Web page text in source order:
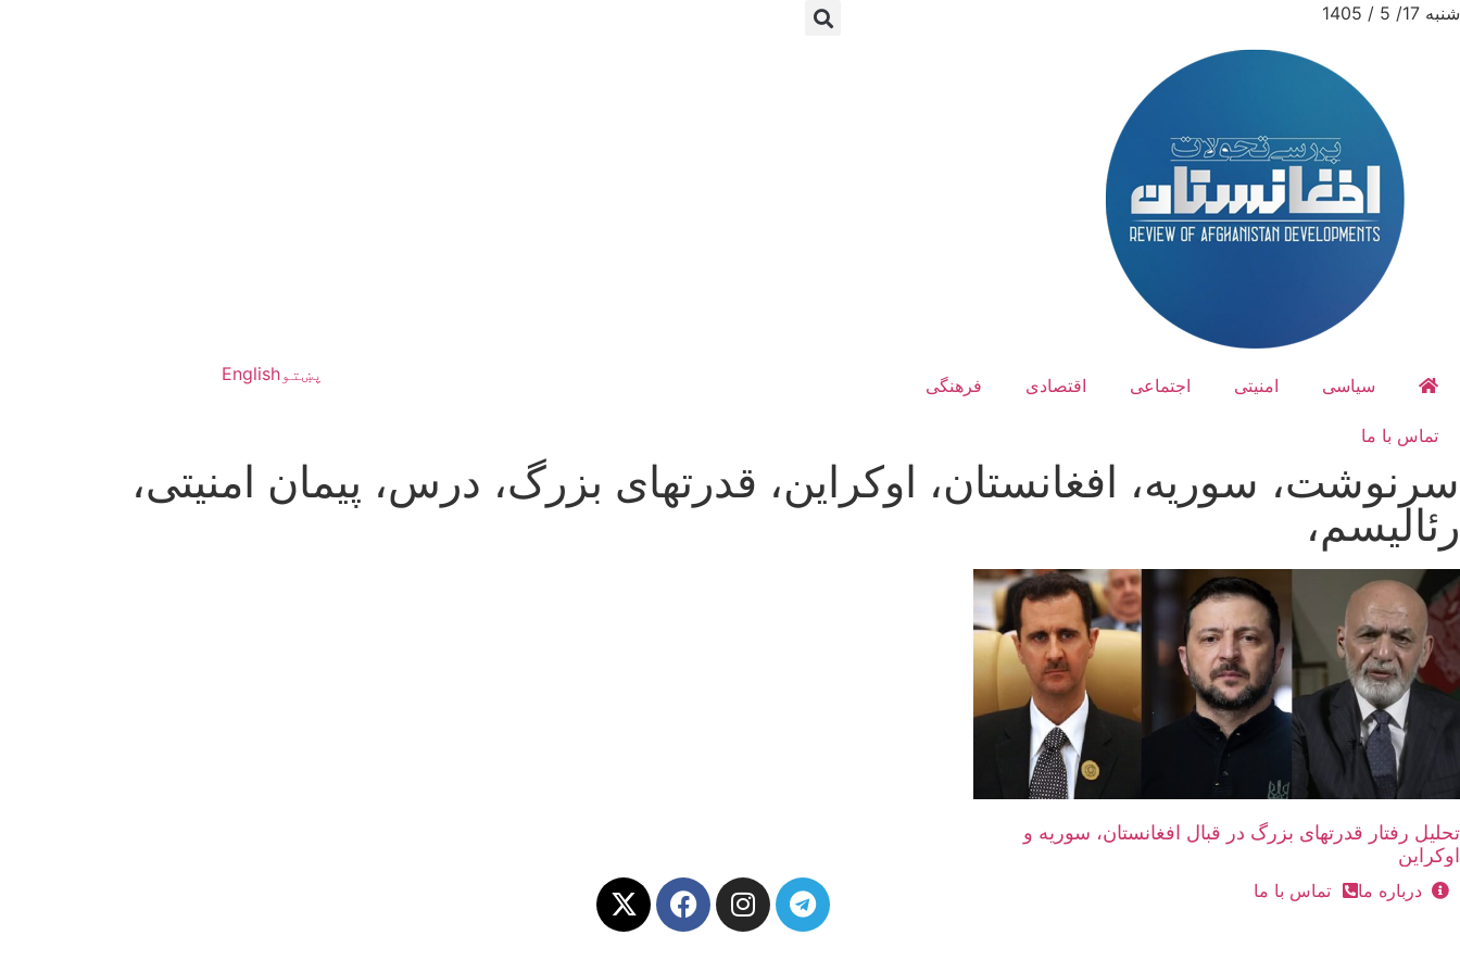
شنبه 17/ 5 / 1405
سیاسی امنیتی اجتماعی اقتصادی فرهنگی
تماس با ما
پښتوEnglish
سرنوشت، سوریه، افغانستان، اوکراین، قدرتهای بزرگ، درس، پیمان امنیتی،
رئالیسم،
تحلیل رفتار قدرتهای بزرگ در قبال افغانستان، سوریه و
اوکراین
درباره ما تماس با ما